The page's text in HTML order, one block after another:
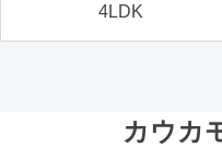
4LDK
カウカ